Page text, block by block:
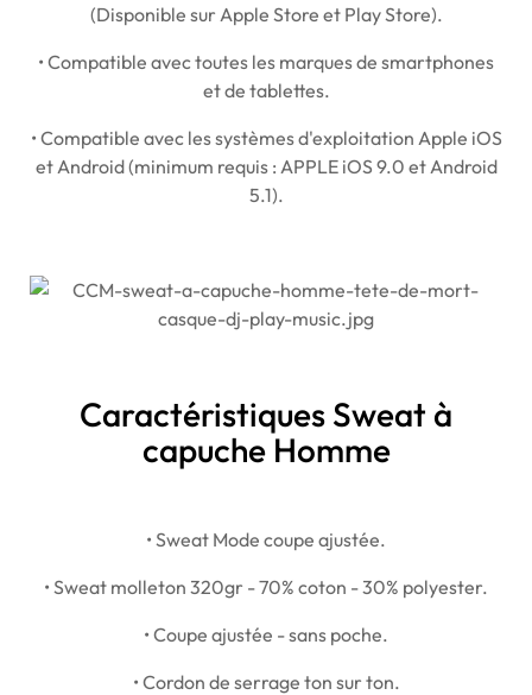
(Disponible sur Apple Store et Play Store).
• Compatible avec toutes les marques de smartphones
et de tablettes.
• Compatible avec les systèmes d'exploitation Apple iOS
et Android (minimum requis : APPLE iOS 9.0 et Android
5.1).
Caractéristiques Sweat à
capuche Homme
• Sweat Mode coupe ajustée.
• Sweat molleton 320gr - 70% coton - 30% polyester.
• Coupe ajustée - sans poche.
• Cordon de serrage ton sur ton.